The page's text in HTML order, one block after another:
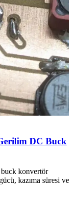
DC Buck
konvertör
kazıma süresi ve